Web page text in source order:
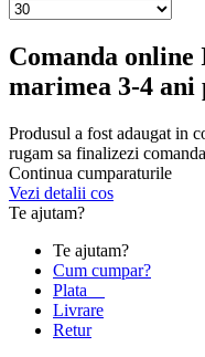
Comanda
marimea 3-4 ani
Produsul a fost adaugat in
rugam sa finalizezi
Continua cumparaturile
Vezi detalii cos
Te ajutam?
Te ajutam?
Cum cumpar?
Plata
Livrare
Retur